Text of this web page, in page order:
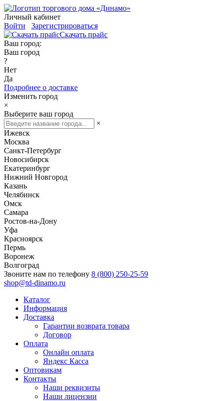
Личный кабинет
Войти
Зарегистрироваться
Скачать прайс
Ваш город:
Ваш город
?
Нет
Да
Подробнее о доставке
Изменить город
×
Выберите ваш город
×
Ижевск
Москва
Санкт-Петербург
Новосибирск
Екатеринбург
Нижний Новгород
Казань
Челябинск
Омск
Самара
Ростов-на-Дону
Уфа
Красноярск
Пермь
Воронеж
Волгоград
Звоните нам по телефону 8 (800) 250-25-59
shop@td-dinamo.ru
Каталог
Информация
Доставка
Гарантии возврата товара
Договор
Оплата
Онлайн оплата
Яндекс Касса
Оптовикам
Контакты
Наши реквизиты
Наши лицензии